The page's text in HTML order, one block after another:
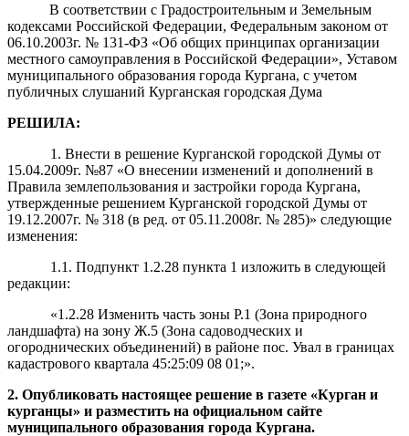
В соответствии с Градостроительным и Земельным
кодексами Российской Федерации, Федеральным законом от
06.10.2003г. № 131-ФЗ «Об общих принципах организации
местного самоуправления в Российской Федерации», Уставом
муниципального образования города Кургана, с учетом
публичных слушаний Курганская городская Дума
РЕШИЛА:
1. Внести в решение Курганской городской Думы от
15.04.2009г. №87 «О внесении изменений и дополнений в
Правила землепользования и застройки города Кургана,
утвержденные решением Курганской городской Думы от
19.12.2007г. № 318 (в ред. от 05.11.2008г. № 285)» следующие
изменения:
1.1. Подпункт 1.2.28 пункта 1 изложить в следующей
редакции:
«1.2.28 Изменить часть зоны Р.1 (Зона природного
ландшафта) на зону Ж.5 (Зона садоводческих и
огороднических объединений) в районе пос. Увал в границах
кадастрового квартала 45:25:09 08 01;».
2. Опубликовать настоящее решение в газете «Курган и
курганцы» и разместить на официальном сайте
муниципального образования города Кургана.